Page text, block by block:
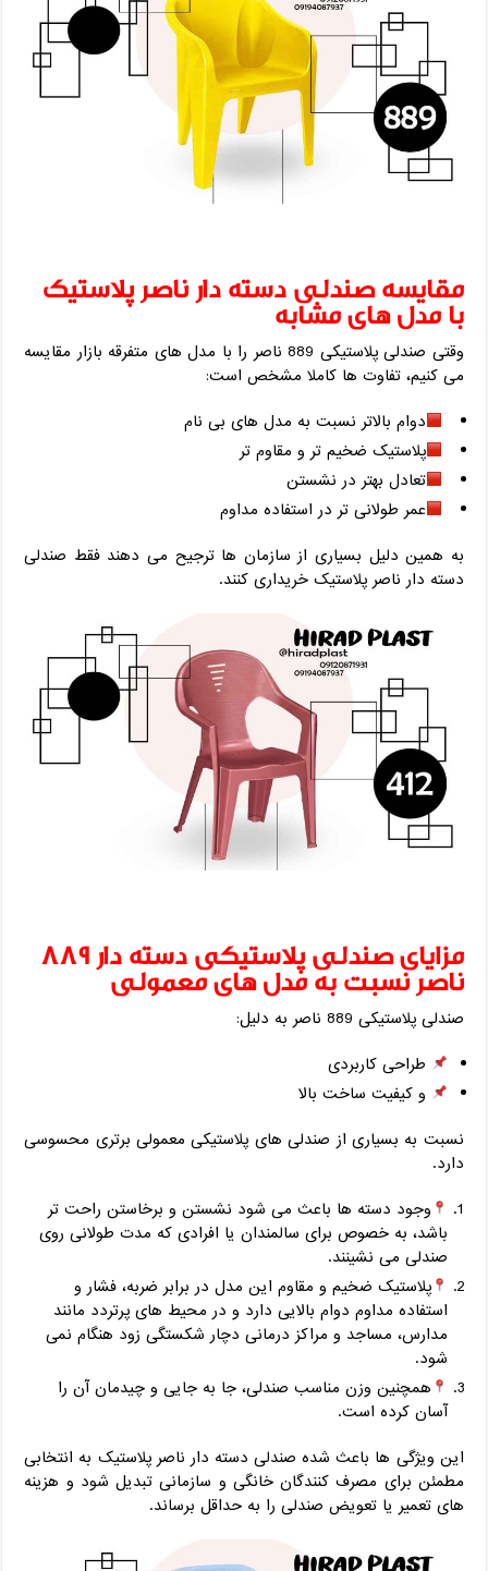
مقایسه صندلی دسته دار ناصر پلاستیک
با مدل‌ های مشابه
وقتی صندلی پلاستیکی 889 ناصر را با مدل ‌های متفرقه بازار مقایسه
می ‌کنیم، تفاوت‌ ها کاملا مشخص است:
دوام بالاتر نسبت به مدل‌ های بی ‌نام
پلاستیک ضخیم‌ تر و مقاوم‌ تر
تعادل بهتر در نشستن
عمر طولانی‌ تر در استفاده مداوم
به همین دلیل بسیاری از سازمان‌ ها ترجیح می ‌دهند فقط صندلی
دسته دار ناصر پلاستیک خریداری کنند.
مزایای صندلی پلاستیکی دسته دار 889
ناصر نسبت به مدل‌ های معمولی
صندلی پلاستیکی 889 ناصر به‌ دلیل:
طراحی کاربردی
و کیفیت ساخت بالا
نسبت به بسیاری از صندلی ‌های پلاستیکی معمولی برتری محسوسی
دارد.
وجود دسته ‌ها باعث می‌ شود نشستن و برخاستن راحت ‌تر
باشد، به‌ خصوص برای سالمندان یا افرادی که مدت طولانی روی
صندلی می ‌نشینند.
پلاستیک ضخیم و مقاوم این مدل در برابر ضربه، فشار و
استفاده مداوم دوام بالایی دارد و در محیط ‌های پرتردد مانند
مدارس، مساجد و مراکز درمانی دچار شکستگی زود هنگام نمی‌
شود.
همچنین وزن مناسب صندلی، جا به ‌جایی و چیدمان آن را
آسان کرده است.
این ویژگی ‌ها باعث شده صندلی دسته دار ناصر پلاستیک به انتخابی
مطمئن برای مصرف‌ کنندگان خانگی و سازمانی تبدیل شود و هزینه
‌های تعمیر یا تعویض صندلی را به حداقل برساند.